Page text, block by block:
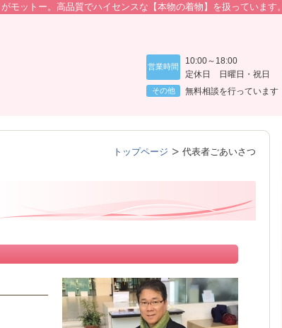
モットー。高品質でハイセンスな【本物の着物】を扱っています。
営業時間
10:00～18:00
定休日 日曜日・祝日
その他 無料相談を行っています
トップページ 代表者ごあいさつ